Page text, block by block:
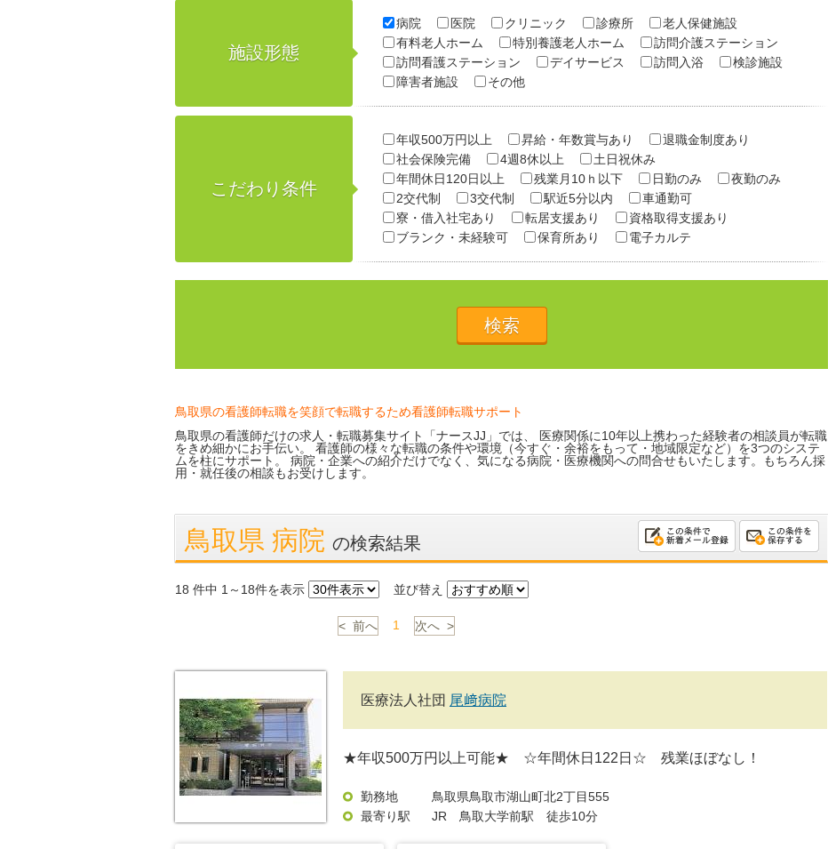
施設形態
病院 医院 クリニック 診療所
老人保健施設
有料老人ホーム
特別養護老人ホーム
訪問介護ステーション
訪問看護ステーション
デイサービス 訪問入浴
検診施設
障害者施設
その他
こだわり条件
年収500万円以上 昇給・年数賞与あり
退職金制度あり
社会保険完備
4週8休以上
土日祝休み
年間休日120日以上
残業月10ｈ以下 日勤のみ
夜勤のみ
2交代制
3交代制 駅近5分以内
車通勤可
寮・借入社宅あり
転居支援あり
資格取得支援あり
ブランク・未経験可
保育所あり 電子カルテ
鳥取県の看護師転職を笑顔で転職するため看護師転職サポート
鳥取県の看護師だけの求人・転職募集サイト「ナースJJ」では、 医療関係に10年以上携わった経験者の相談員が転職
をきめ細かにお手伝い。 看護師の様々な転職の条件や環境（今すぐ・余裕をもって・地域限定など）を3つのシステ
ムを柱にサポート。 病院・企業への紹介だけでなく、気になる病院・医療機関への問合せもいたします。もちろん採
用・就任後の相談もお受けします。
鳥取県 病院 の検索結果
18 件中 1～18件を表示 並び替え
< 前へ 1 次へ >
医療法人社団 尾﨑病院
★年収500万円以上可能★ ☆年間休日122日☆ 残業ほぼなし！
勤務地
鳥取県鳥取市湖山町北2丁目555
最寄り駅
JR 鳥取大学前駅 徒歩10分